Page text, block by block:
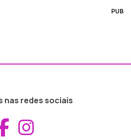
PUB
nas redes sociais
Aceder ao